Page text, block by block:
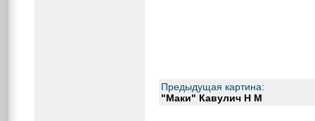
Предыдущая картина:
"Маки" Кавулич Н М